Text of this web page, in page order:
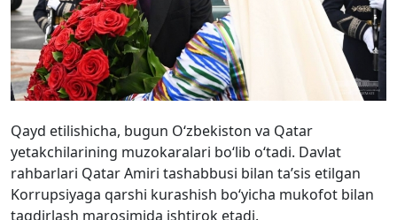
Qayd etilishicha, bugun O‘zbekiston va Qatar
yetakchilarining muzokaralari bo‘lib o‘tadi. Davlat
rahbarlari Qatar Amiri tashabbusi bilan ta’sis etilgan
Korrupsiyaga qarshi kurashish bo‘yicha mukofot bilan
taqdirlash marosimida ishtirok etadi.